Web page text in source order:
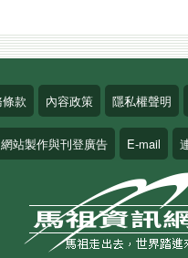
款 內容政策 隱私權聲明
網站製作與刊登廣告 E-mail